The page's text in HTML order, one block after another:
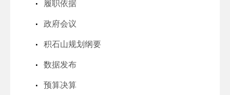
履职依据
政府会议
积石山规划纲要
数据发布
预算决算